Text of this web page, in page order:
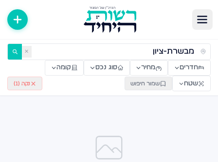
דירות למכירה ולהשכרה — רשות היחיד ✕
חדרים מחיר סוג נכס קומה
שטח שמור חיפוש נקה ( 1
)